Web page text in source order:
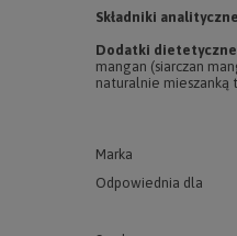
Marka
Odpowiednia dla
Składniki
Dodatki
mangan (siarczan
naturalnie mieszanką